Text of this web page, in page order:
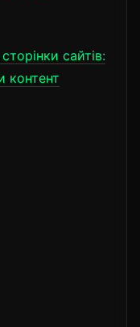
сайтів:
контент